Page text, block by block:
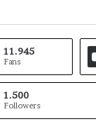
11.945
Fans
1.500
Followers